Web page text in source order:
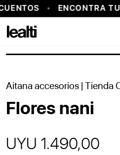
ENCONTRA
PROBADOR VIRTUAL
Aitana accesorios | Tienda
Flores nani
UYU 1.490,00